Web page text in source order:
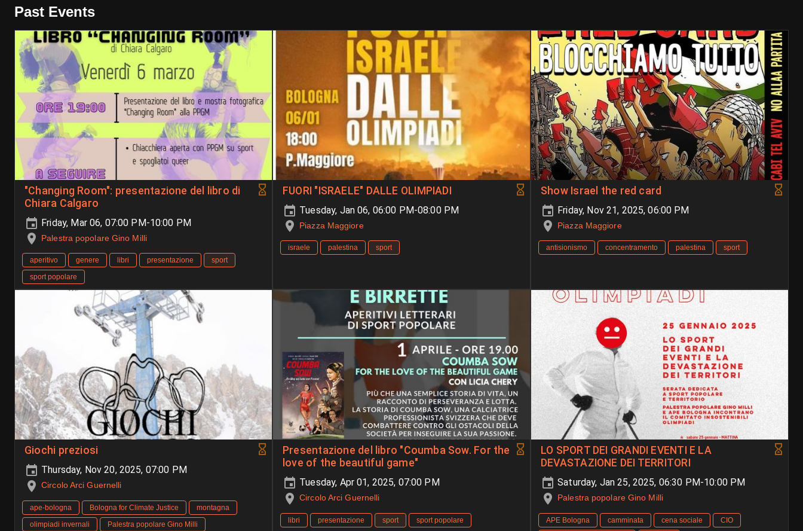
Past Events
"Changing Room": presentazione del libro di
Chiara Calgaro
Friday, Mar 06, 07:00 PM-10:00 PM
Palestra popolare Gino Milli
aperitivo genere libri presentazione
sport
sport popolare
FUORI "ISRAELE" DALLE OLIMPIADI
Tuesday, Jan 06, 06:00 PM-08:00 PM
Piazza Maggiore
israele palestina sport
Show Israel the red card
Friday, Nov 21, 2025, 06:00 PM
Piazza Maggiore
antisionismo concentramento palestina sport
Giochi preziosi
Thursday, Nov 20, 2025, 07:00 PM
Circolo Arci Guernelli
ape-bologna Bologna for Climate Justice
montagna
olimpiadi invernali
Palestra popolare Gino Milli
Presentazione del libro "Coumba Sow. For the
love of the beautiful game"
Tuesday, Apr 01, 2025, 07:00 PM
Circolo Arci Guernelli
libri presentazione sport sport popolare
LO SPORT DEI GRANDI EVENTI E LA
DEVASTAZIONE DEI TERRITORI
Saturday, Jan 25, 2025, 06:30 PM-10:00 PM
Palestra popolare Gino Milli
APE Bologna camminata cena sociale
CIO